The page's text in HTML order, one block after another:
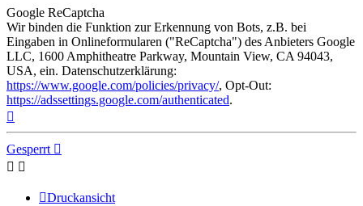
Google ReCaptcha
Wir binden die Funktion zur Erkennung von Bots, z.B. bei
Eingaben in Onlineformularen ("ReCaptcha") des Anbieters Google
LLC, 1600 Amphitheatre Parkway, Mountain View, CA 94043,
USA, ein. Datenschutzerklärung:
https://www.google.com/policies/privacy/, Opt-Out:
https://adssettings.google.com/authenticated.
Gesperrt
Druckansicht